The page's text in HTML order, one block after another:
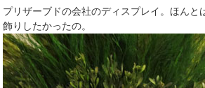
プリザーブドの会社のディスプレイ。ほん
飾りしたかったの。